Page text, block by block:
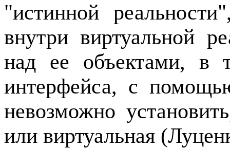
"истинной
внутри виртуальной
над ее объектами, в
интерфейса, с
невозможно
или виртуальная